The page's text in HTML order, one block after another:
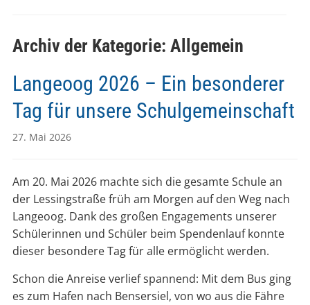
Archiv der Kategorie: Allgemein
Langeoog 2026 – Ein besonderer
Tag für unsere Schulgemeinschaft
27. Mai 2026
Am 20. Mai 2026 machte sich die gesamte Schule an
der Lessingstraße früh am Morgen auf den Weg nach
Langeoog. Dank des großen Engagements unserer
Schülerinnen und Schüler beim Spendenlauf konnte
dieser besondere Tag für alle ermöglicht werden.
Schon die Anreise verlief spannend: Mit dem Bus ging
es zum Hafen nach Bensersiel, von wo aus die Fähre